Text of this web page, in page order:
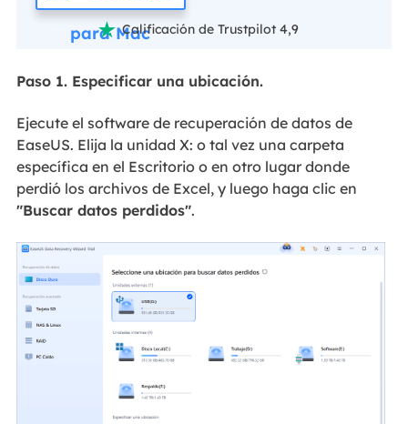
para Mac
Calificación de Trustpilot 4,9
Paso 1. Especificar una ubicación.
Ejecute el software de recuperación de datos de
EaseUS. Elija la unidad X: o tal vez una carpeta
específica en el Escritorio o en otro lugar donde
perdió los archivos de Excel, y luego haga clic en
"Buscar datos perdidos".